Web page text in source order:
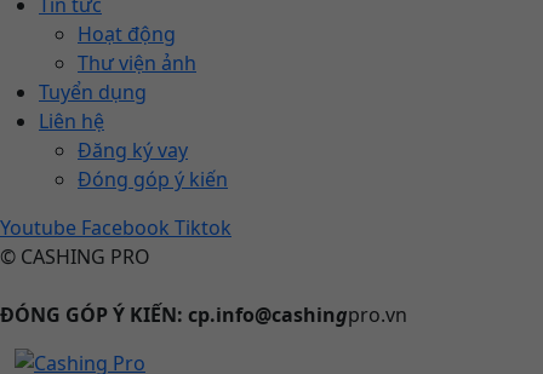
Hoạt động
Thư viện ảnh
Tuyển dụng
Liên hệ
Đăng ký vay
Đóng góp ý kiến
Youtube Facebook Tiktok
© CASHING PRO
ĐÓNG GÓP Ý KIẾN: cp.info@cashingpro.vn